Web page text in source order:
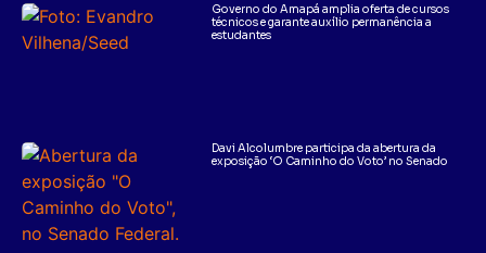
Governo do Amapá amplia oferta de cursos
técnicos e garante auxílio permanência a
estudantes
Davi Alcolumbre participa da abertura da
exposição ‘O Caminho do Voto’ no Senado